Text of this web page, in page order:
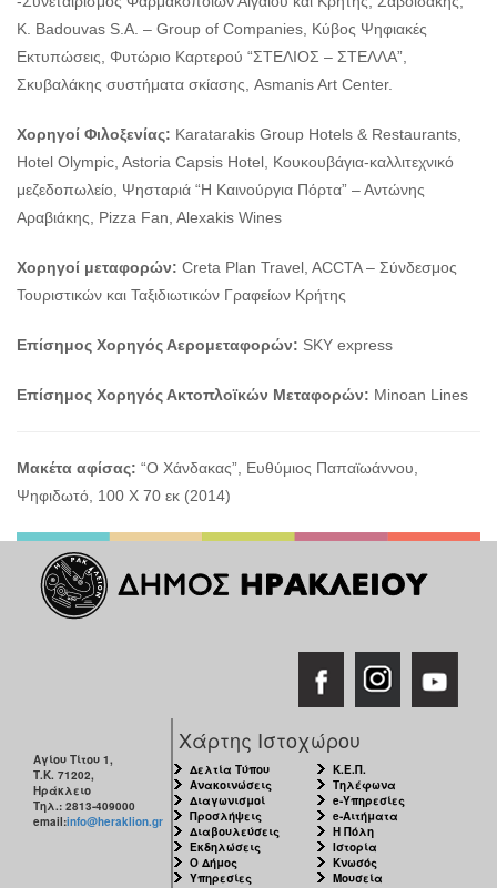
K. Badouvas S.A. – Group of Companies, Κύβος Ψηφιακές
Εκτυπώσεις, Φυτώριο Καρτερού “ΣΤΕΛΙΟΣ – ΣΤΕΛΛΑ”,
Σκυβαλάκης συστήματα σκίασης, Asmanis Art Center.
Χορηγοί Φιλοξενίας: Karatarakis Group Hotels & Restaurants,
Hotel Olympic, Astoria Capsis Hotel, Κουκουβάγια-καλλιτεχνικό
μεζεδοπωλείο, Ψησταριά “Η Καινούργια Πόρτα” – Αντώνης
Αραβιάκης, Pizza Fan, Alexakis Wines
Χορηγοί μεταφορών: Creta Plan Travel, ACCTA – Σύνδεσμος
Τουριστικών και Ταξιδιωτικών Γραφείων Κρήτης
Επίσημος Χορηγός Αερομεταφορών: SKY express
Επίσημος Χορηγός Ακτοπλοϊκών Μεταφορών: Minoan Lines
Μακέτα αφίσας: “Ο Χάνδακας”, Ευθύμιος Παπαϊωάννου,
Ψηφιδωτό, 100 X 70 εκ (2014)
Αγίου Τίτου 1,
Τ.Κ. 71202,
Ηράκλειο
Τηλ.: 2813-409000
email:info@heraklion.gr
Χάρτης Ιστοχώρου
Δελτία Τύπου
Ανακοινώσεις
Διαγωνισμοί
Προσλήψεις
Διαβουλεύσεις
Εκδηλώσεις
Ο Δήμος
Υπηρεσίες
Κ.Ε.Π.
Τηλέφωνα
e-Υπηρεσίες
e-Αιτήματα
Η Πόλη
Ιστορία
Κνωσός
Μουσεία